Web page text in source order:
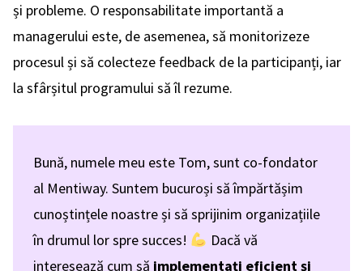
și probleme. O responsabilitate importantă a
managerului este, de asemenea, să monitorizeze
procesul și să colecteze feedback de la participanți, iar
la sfârșitul programului să îl rezume.
Bună, numele meu este Tom, sunt co-fondator
al Mentiway. Suntem bucuroși să împărtășim
cunoștințele noastre și să sprijinim organizațiile
în drumul lor spre succes!
Dacă vă
interesează cum să implementați eficient și